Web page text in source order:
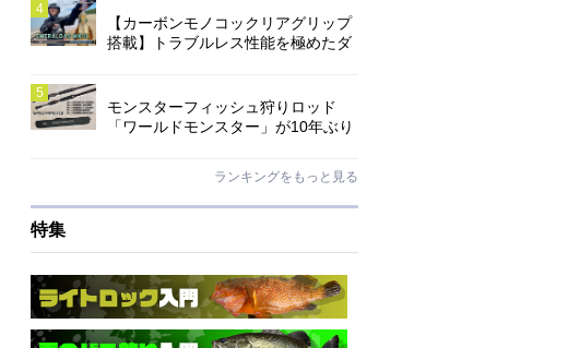
【カーボンモノコックリアグリップ
搭載】トラブルレス性能を極めたダ
モンスターフィッシュ狩りロッド
「ワールドモンスター」が10年ぶり
ランキングをもっと見る
特集